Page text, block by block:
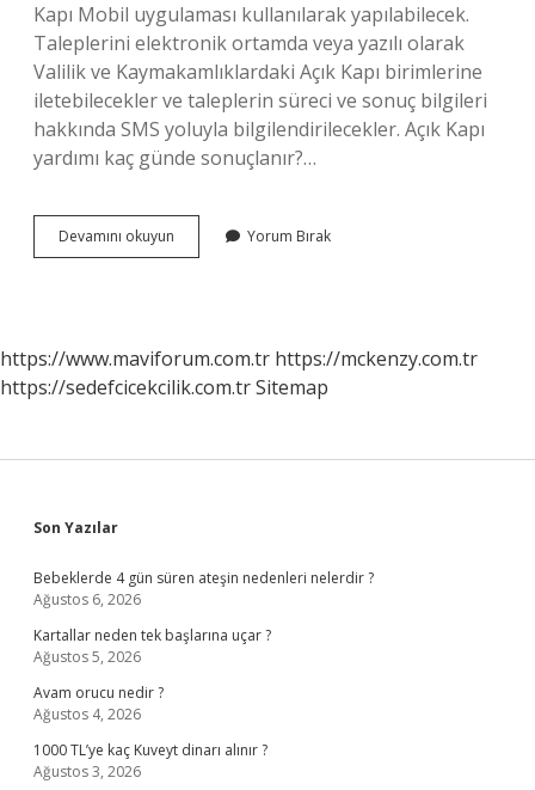
Kapı Mobil uygulaması kullanılarak yapılabilecek.
Taleplerini elektronik ortamda veya yazılı olarak
Valilik ve Kaymakamlıklardaki Açık Kapı birimlerine
iletebilecekler ve taleplerin süreci ve sonuç bilgileri
hakkında SMS yoluyla bilgilendirilecekler. Açık Kapı
yardımı kaç günde sonuçlanır?…
Devamını okuyun
Kapı
Yorum Bırak
https://www.maviforum.com.tr https://mckenzy.com.tr
https://sedefcicekcilik.com.trSitemap
Sidebar
Son Yazılar
Bebeklerde 4 gün süren ateşin nedenleri nelerdir ?
Ağustos 6, 2026
Kartallar neden tek başlarına uçar ?
Ağustos 5, 2026
Avam orucu nedir ?
Ağustos 4, 2026
1000 TL’ye kaç Kuveyt dinarı alınır ?
Ağustos 3, 2026